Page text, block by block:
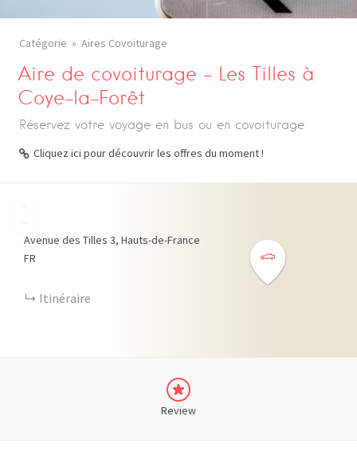
Catégorie Aires Covoiturage
Aire de covoiturage – Les Tilles à
Coye-la-Forêt
Réservez votre voyage en bus ou en covoiturage
Cliquez ici pour découvrir les offres du moment !
Avenue des Tilles 3 Hauts-de-France
FR
Itinéraire
Review